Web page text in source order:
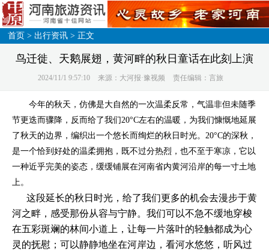
首页 >出行资讯 > 正文
鸟迁徙、天鹅展翅，黄河畔的秋日童话在此刻上演
2024/11/1 9:57:10 来源：大河报·豫视频 责任编辑：言旅
今年的秋天，仿佛是大自然的一次温柔反常，气温非但未随季
节更迭而骤降，反而给了我们20°C左右的温暖，为我们慷慨地延展
了秋天的边界，编织出一个悠长而绚烂的秋日时光。20°C的深秋，
是一个恰到好处的温柔拥抱，既不过分热烈，也不至于寒凉，它以
一种近乎完美的姿态，缓缓铺展在河南省内黄河沿岸的每一寸土地
上。
这段延长的秋日时光，给了我们更多的机会去漫步于黄
河之畔，感受那份从容与宁静。我们可以不急不缓地穿梭
在五彩斑斓的林间小道上，让每一片落叶的轻触都成为心
灵的抚慰；可以静静地坐在河岸边，看河水悠悠，听风过